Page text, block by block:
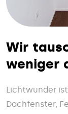
Wir
weniger
Lichtwunder
Dachfenster,